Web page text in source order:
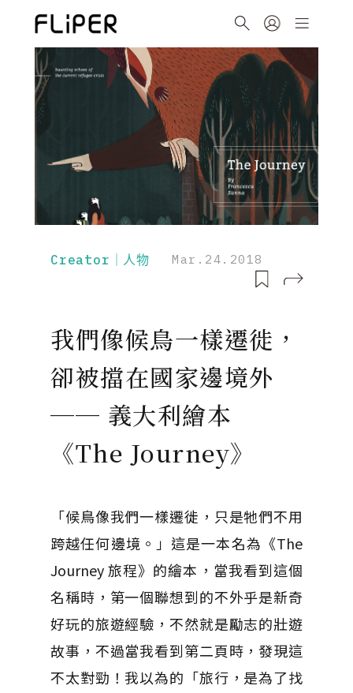
Creator｜人物 Mar.24.2018
我們像候鳥一樣遷徙，
卻被擋在國家邊境外
── 義大利繪本
《The Journey》
「候鳥像我們一樣遷徙，只是牠們不用
跨越任何邊境。」這是一本名為《The
Journey 旅程》的繪本，當我看到這個
名稱時，第一個聯想到的不外乎是新奇
好玩的旅遊經驗，不然就是勵志的壯遊
故事，不過當我看到第二頁時，發現這
不太對勁！我以為的「旅行，是為了找